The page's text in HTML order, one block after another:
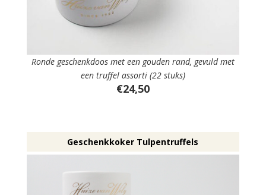
Ronde geschenkdoos met een gouden rand, gevuld met
een truffel assorti (22 stuks)
€24,50
Geschenkkoker Tulpentruffels